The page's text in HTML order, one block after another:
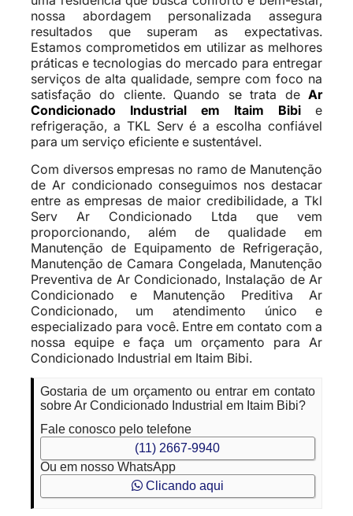
nossa abordagem personalizada assegura
resultados que superam as expectativas.
Estamos comprometidos em utilizar as melhores
práticas e tecnologias do mercado para entregar
serviços de alta qualidade, sempre com foco na
satisfação do cliente. Quando se trata deAr
Condicionado Industrial em Itaim Bibi e
refrigeração, a TKL Serv é a escolha confiável
para um serviço eficiente e sustentável.
Com diversos empresas no ramo de Manutenção
de Ar condicionado conseguimos nos destacar
entre as empresas de maior credibilidade, a Tkl
Serv Ar Condicionado Ltda que vem
proporcionando, além de qualidade em
Manutenção de Equipamento de Refrigeração,
Manutenção de Camara Congelada, Manutenção
Preventiva de Ar Condicionado, Instalação de Ar
Condicionado e Manutenção Preditiva Ar
Condicionado, um atendimento único e
especializado para você. Entre em contato com a
nossa equipe e faça um orçamento para Ar
Condicionado Industrial em Itaim Bibi.
Gostaria de um orçamento ou entrar em contato
sobre Ar Condicionado Industrial em Itaim Bibi?
Fale conosco pelo telefone
(11) 2667-9940
Ou em nosso WhatsApp
Clicando aqui